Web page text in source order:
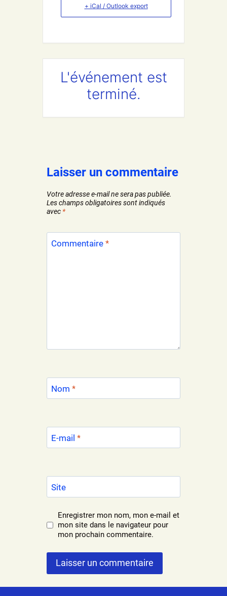
+ iCal / Outlook export
L'événement est
terminé.
Laisser un commentaire
Votre adresse e-mail ne sera pas publiée.
Les champs obligatoires sont indiqués
avec *
Commentaire *
Nom *
E-mail *
Site
Enregistrer mon nom, mon e-mail et
mon site dans le navigateur pour
mon prochain commentaire.